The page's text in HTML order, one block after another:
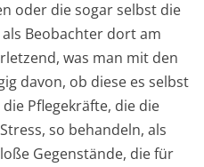
oder die sogar selbst die
Beobachter dort am
was man mit den
davon, ob diese es selbst
Pflegekräfte, die die
so behandeln, als
Gegenstände, die für